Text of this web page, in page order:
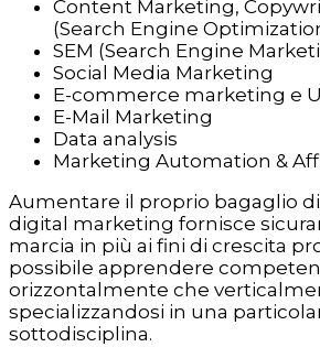
Content Marketing,
(Search Engine
SEM (Search Engine
Social Media Marketing
E-commerce marketing e
E-Mail Marketing
Data analysis
Marketing Automation &
Aumentare il proprio bagaglio
digital marketing fornisce
marcia in più ai fini di crescita
possibile apprendere
orizzontalmente che
specializzandosi in una
sottodisciplina.